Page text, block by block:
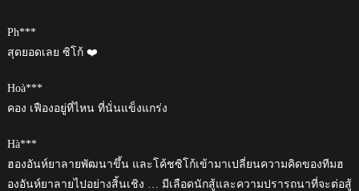
Ph***
สุดยอดเลย ซิโก้ ❤️
Hoà***
คอง เฟืองอยู่ที่ไหน ที่นั่นแข็งแกร่ง
Hà***
ฮองอันห์ยาลายพัฒนาขึ้น และโค้ชซิโก้เข้ามาเปลี่ยนความคิดของทีมฮ
องอันห์ยาลายไปอย่างสิ้นเชิง … มีเลือดนักสู้และความปรารถนาที่จะต่อสู้